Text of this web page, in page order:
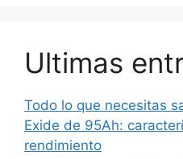
Ultimas
Todo lo que necesitas
Exide de 95Ah:
rendimiento